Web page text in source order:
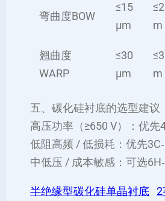
弯曲度BOW
≤15
μm
m
翘曲度
WARP
≤30
μm
m
五、碳化硅衬底的选型建议
高压功率（≥650 V）：优先
低阻高频 / 低损耗：优先
中低压 / 成本敏感：可选
半绝缘型碳化硅单晶衬底 2